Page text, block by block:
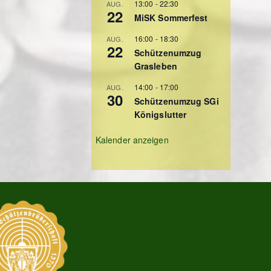
AUG.
22
13:00 -22:30
MiSK Sommerfest
AUG.
22
16:00 - 18:30
Schützenumzug
Grasleben
AUG.
30
14:00 - 17:00
Schützenumzug SGi
Königslutter
Kalender anzeigen